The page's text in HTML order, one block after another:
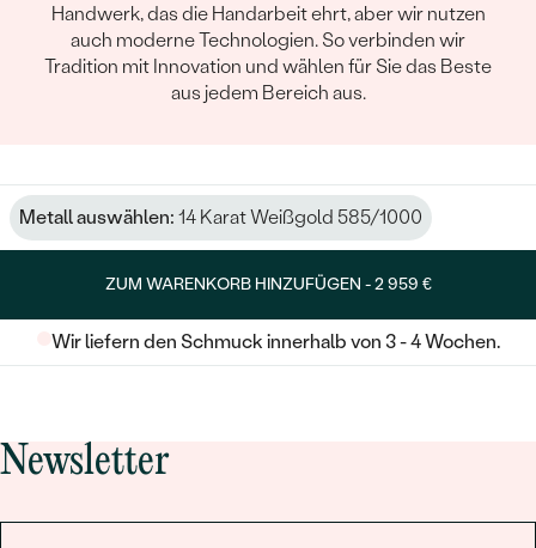
Handwerk, das die Handarbeit ehrt, aber wir nutzen
auch moderne Technologien. So verbinden wir
Tradition mit Innovation und wählen für Sie das Beste
aus jedem Bereich aus.
Metall auswählen: 14 Karat Weißgold 585/1000
ZUM WARENKORB HINZUFÜGEN -2 959 €
Wir liefern den Schmuck innerhalb von 3 - 4 Wochen.
Newsletter